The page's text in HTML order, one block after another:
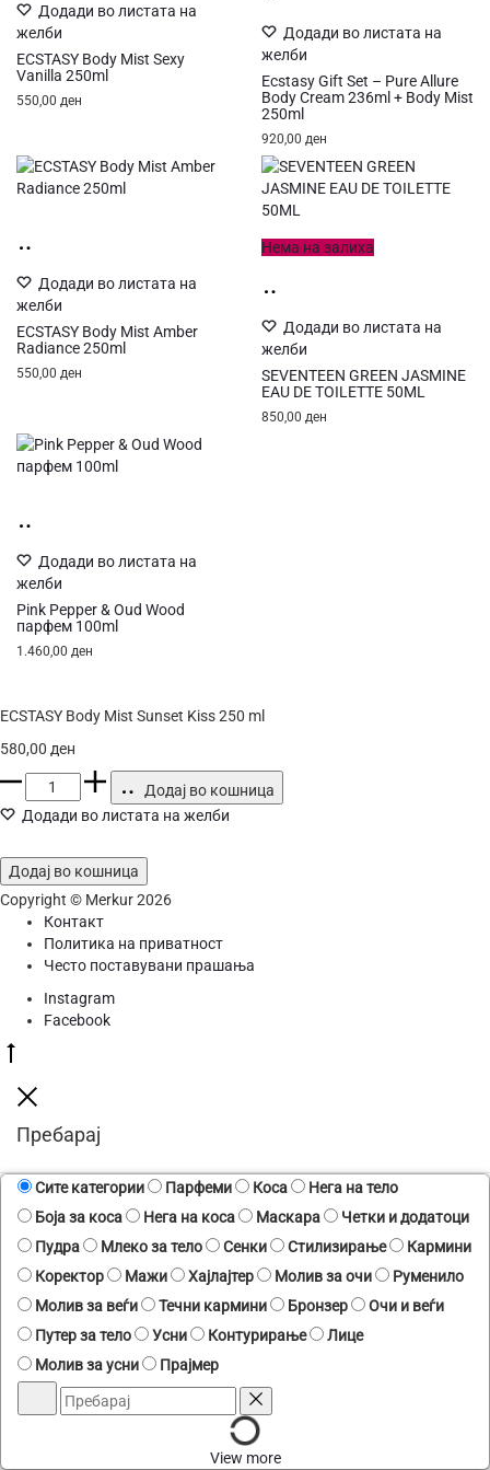
кошница
Додади во листата на
желби
ECSTASY Body Mist Sexy
Vanilla 250ml
550,00 ден
кошница
Додади во листата на
желби
Ecstasy Gift Set – Pure Allure
Body Cream 236ml + Body Mist
250ml
920,00 ден
кошница
Додади во листата на
желби
ECSTASY Body Mist Amber
Radiance 250ml
550,00 ден
Нема на залиха
Додади во листата на
желби
SEVENTEEN GREEN JASMINE
EAU DE TOILETTE 50ML
850,00 ден
кошница
Додади во листата на
желби
Pink Pepper & Oud Wood
парфем 100ml
1.460,00 ден
ECSTASY Body Mist Sunset Kiss 250 ml
580,00 ден
ECSTASY
Body
Mist
Kiss
250
ml
количина
Додај во кошница
Додади во листата на желби
Додај во кошница
Copyright © Merkur 2026
Контакт
Политика на приватност
Често поставувани прашања
Instagram
Facebook
top
Пребарај
Сите категории Парфеми Коса
Нега на тело
Боја за коса
Нега на коса Маскара
Четки и додатоци
Пудра
Млеко за тело Сенки Стилизирање
Кармини
Коректор
Мажи Хајлајтер Молив за очи
Руменило
Молив за веѓи
Течни кармини Бронзер
Очи и веѓи
Путер за тело
Усни Контурирање
Лице
Молив за усни
Прајмер
Пребарај Reset
View more